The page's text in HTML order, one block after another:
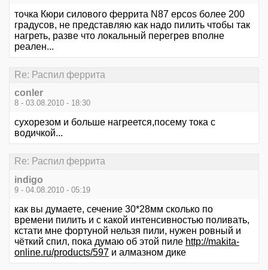
точка Кюри силового феррита N87 epcos более 200
градусов, не представляю как надо пилить чтобы так
нагреть, разве что локальный перегрев вполне
реален...
Re: Распил феррита
conler
8 - 03.08.2010 - 18:30
сухорезом и больше нагреется,посему тока с
водичкой...
Re: Распил феррита
indigo
9 - 04.08.2010 - 05:19
как вы думаете, сечение 30*28мм сколько по
времени пилить и с какой интенсивностью поливать,
кстати мне фортуной нельзя пили, нужен ровный и
чёткий спил, пока думаю об этой пиле http://makita-
online.ru/products/597 и алмазном дике